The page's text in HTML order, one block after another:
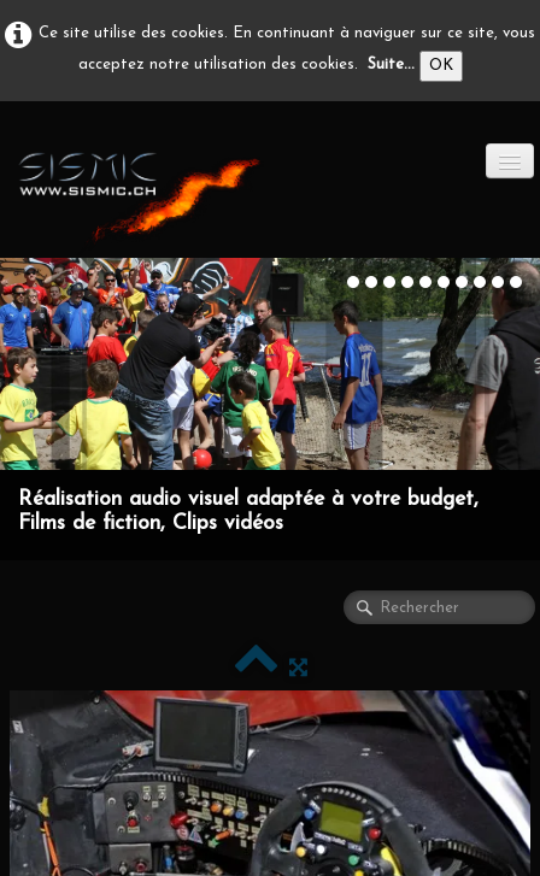
Ce site utilise des cookies. En continuant à naviguer sur ce site, vous
acceptez notre utilisation des cookies. Suite... OK
ACCUEIL
PRODUCTION A/V
DÉVELOPPEMENT
EN IMAGE
CONTACT
Réalisation audio visuel adaptée à votre budget,
Films de fiction, Clips vidéos